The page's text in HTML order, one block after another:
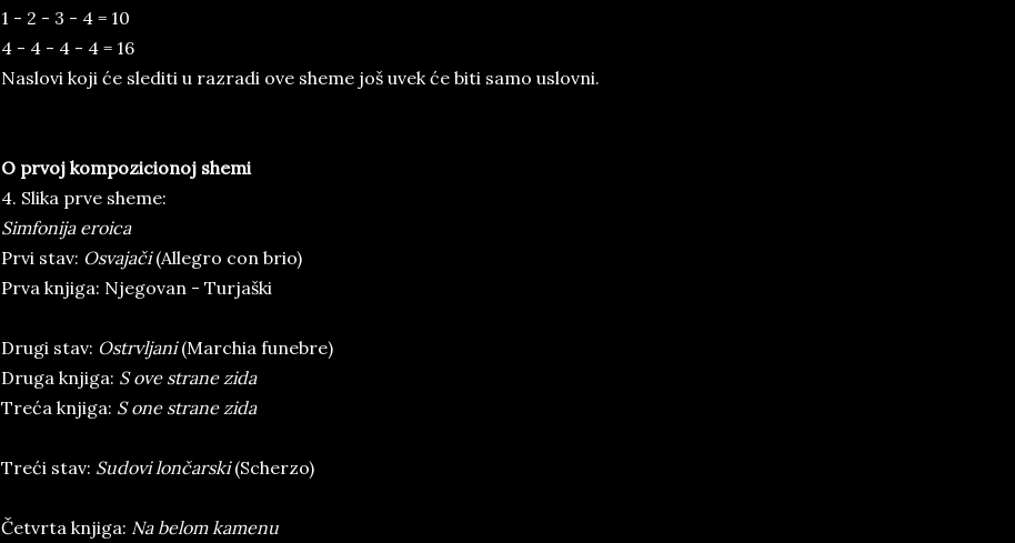
1 - 2 - 3 - 4 = 10
4 - 4 - 4 - 4 = 16
Naslovi koji će slediti u razradi ove sheme još uvek će biti samo uslovni.
O prvoj kompozicionoj shemi
4. Slika prve sheme:
Simfonija eroica
Prvi stav: Osvajači(Allegro con brio)
Prva knjiga: Njegovan - Turjaški
Drugi stav: Ostrvljani(Marchia funebre)
Druga knjiga: S ove strane zida
Treća knjiga: S one strane zida
Treći stav: Sudovi lončarski(Scherzo)
Četvrta knjiga: Na belom kamenu